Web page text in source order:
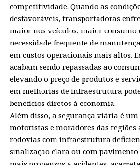
competitividade. Quando as
desfavoráveis, transportadoras
maior nos veículos, maior consumo
necessidade frequente de
em custos operacionais mais altos.
acabam sendo repassadas ao
elevando o preço de produtos e
em melhorias de infraestrutura
benefícios diretos à economia.
Além disso, a segurança viária é
motoristas e moradores das regiões
rodovias com infraestrutura
sinalização clara ou com pavimento